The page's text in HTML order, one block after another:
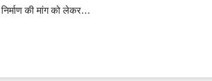
निर्माण की मांग को लेकर…